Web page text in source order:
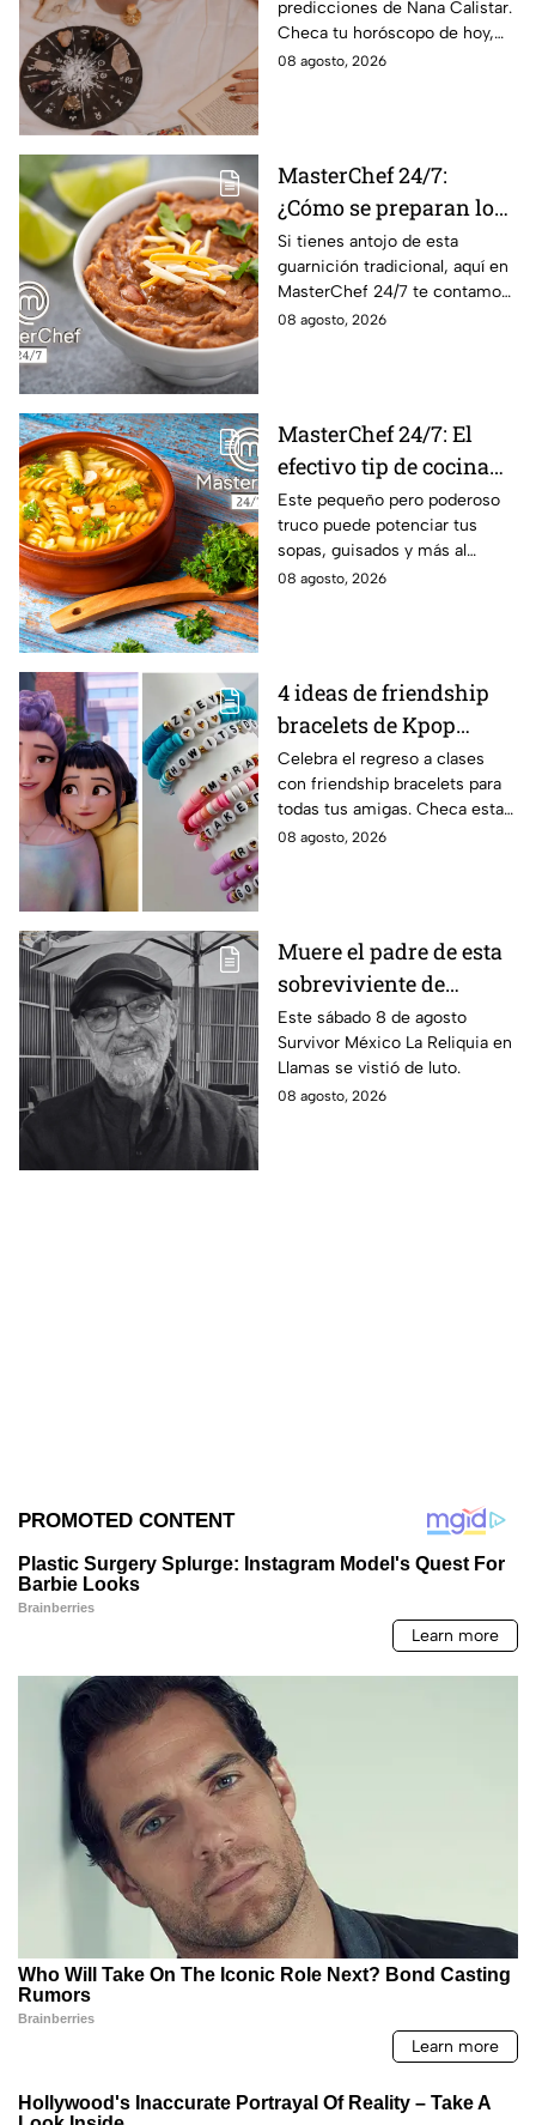
tendrán ingresos extra
predicciones de Nana Calistar.
Checa tu horóscopo de hoy,
domingo 9 de agosto, y
08 agosto, 2026
MasterChef 24/7:
¿Cómo se preparan los
frijoles puercos estilo
Sonora?
Si tienes antojo de esta
guarnición tradicional, aquí en
MasterChef 24/7 te contamos
la receta.
08 agosto, 2026
MasterChef 24/7: El
efectivo tip de cocina
de las abuelas para
darle sabor extra al
caldillo
Este pequeño pero poderoso
truco puede potenciar tus
sopas, guisados y más al
máximo.
08 agosto, 2026
4 ideas de friendship
bracelets de Kpop
Demon Hunters para
intercambiar con tus
mejores amigas este
regreso a clases
Celebra el regreso a clases
con friendship bracelets para
todas tus amigas. Checa estas
4 ideas inspiradas en Kpop
08 agosto, 2026
Muere el padre de esta
sobreviviente de
Survivor México La
Reliquia en Llamas
Este sábado 8 de agosto
Survivor México La Reliquia en
Llamas se vistió de luto.
08 agosto, 2026